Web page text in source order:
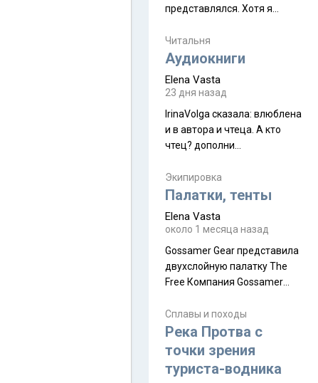
представлялся. Хотя я
краешек, но все же схватила
ауру штата, как-то он меня
природа, мягкие
такая как бы переходная
ступень между привычной
нам Индией и остальными
надеюсь увидеть.
Читальня
Аудиокниги
Elena Vasta
23 дня назад
IrinaVolga сказалa: влюблена
и в автора и чтеца. А кто
чтец? дополни
Экипировка
Палатки, тенты
Elena Vasta
около 1 месяца назад
Gossamer Gear представила
двухслойную палатку The
Free Компания Gossamer
туристическую палатку The
Free, которая стала первой
ультралегкой моделью в
ассортименте
Сплавы и походы
Река Протва с
точки зрения
туриста-водника